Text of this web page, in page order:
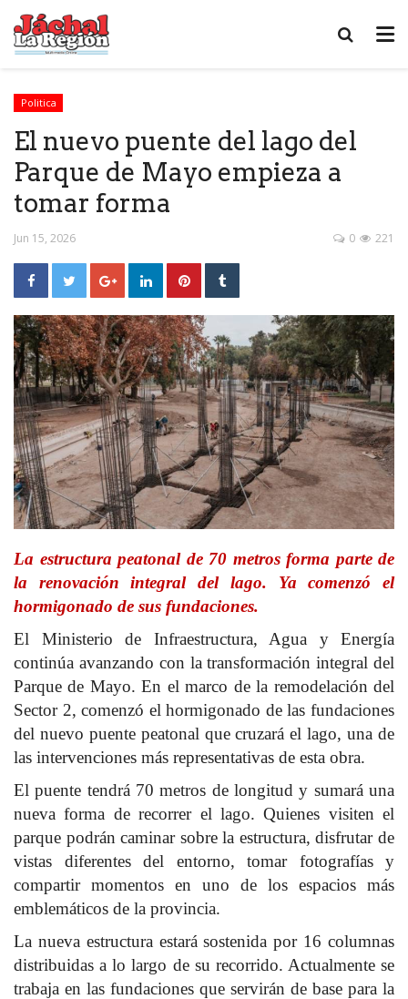
Politica
El nuevo puente del lago del
Parque de Mayo empieza a
tomar forma
Jun 15, 2026 221
0
La estructura peatonal de 70 metros forma parte de
la renovación integral del lago. Ya comenzó el
hormigonado de sus fundaciones.
El Ministerio de Infraestructura, Agua y Energía
continúa avanzando con la transformación integral del
Parque de Mayo. En el marco de la remodelación del
Sector 2, comenzó el hormigonado de las fundaciones
del nuevo puente peatonal que cruzará el lago, una de
las intervenciones más representativas de esta obra.
El puente tendrá 70 metros de longitud y sumará una
nueva forma de recorrer el lago. Quienes visiten el
parque podrán caminar sobre la estructura, disfrutar de
vistas diferentes del entorno, tomar fotografías y
compartir momentos en uno de los espacios más
emblemáticos de la provincia.
La nueva estructura estará sostenida por 16 columnas
distribuidas a lo largo de su recorrido. Actualmente se
trabaja en las fundaciones que servirán de base para la